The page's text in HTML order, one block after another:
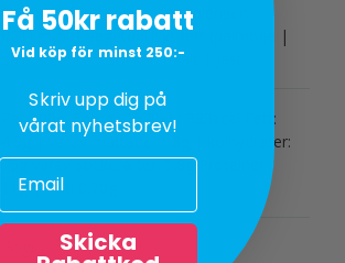
Ströbröd för fritering. Ingredienser:
VETEmjöl | vegetabiliskt fett (palmolja |
palmstearin) | socker | salt | jäst.
Per 100g: Energi: 1570kj / 383kcal Fett:
4.3g | varav mättade: 1.8g | kolhydrater:
75g varav sockerarter: 5.8g Proteiner
11g | salt: 0.70g
Få 50kr rabatt
Vid köp för minst 250:-
Skriv upp dig på
vårat nyhetsbrev!
Skicka